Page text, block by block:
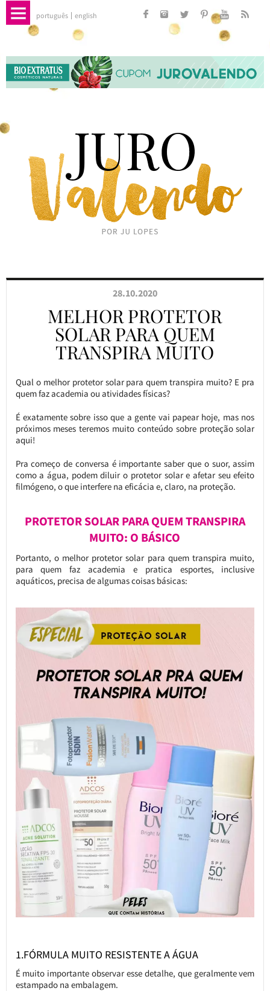
português english
28.10.2020
MELHOR PROTETOR
SOLAR PARA QUEM
TRANSPIRA MUITO
Qual o melhor protetor solar para quem transpira muito? E pra
quem faz academia ou atividades físicas?
É exatamente sobre isso que a gente vai papear hoje, mas nos
próximos meses teremos muito conteúdo sobre proteção solar
aqui!
Pra começo de conversa é importante saber que o suor, assim
como a água, podem diluir o protetor solar e afetar seu efeito
filmógeno, o que interfere na eficácia e, claro, na proteção.
PROTETOR SOLAR PARA QUEM TRANSPIRA
MUITO: O BÁSICO
Portanto, o melhor protetor solar para quem transpira muito,
para quem faz academia e pratica esportes, inclusive
aquáticos, precisa de algumas coisas básicas:
1.FÓRMULA MUITO RESISTENTE A ÁGUA
É muito importante observar esse detalhe, que geralmente vem
estampado na embalagem.